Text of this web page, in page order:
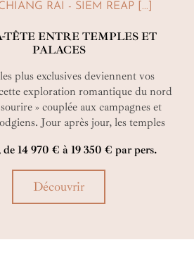
RAI - SIEM REAP [...]
TÊTE ENTRE TEMPLES ET
PALACES
plus exclusives deviennent vos
exploration romantique du nord
» couplée aux campagnes et
Jour après jour, les temples
khmers se révèlent sous un profil
une montgolfière ou une luxueuse
Un regard neuf sur l’éternel, à
le pari de ce circuit Thaïlande -
hédoniste que spirituel !
de 14 970 € à 19 350 € par pers.
Découvrir